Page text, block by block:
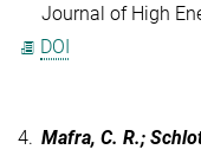
Journal of High
DOI
4. Mafra, C. R.;